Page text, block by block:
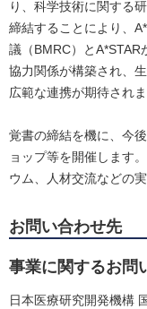
り、科学技術に関する
締結することにより、
議（BMRC）と
協力関係が構築され、
広範な連携が期待されま
覚書の締結を機に、今
ョップ等を開催します
ウム、人材交流などの
お問い合わせ先
事業に関するお問
日本医療研究開発機構